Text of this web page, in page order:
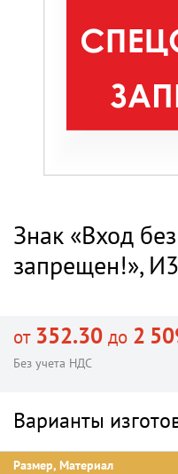
Знак «Вход
запрещен!»,
от352.30 до 2
Без учета НДС
Варианты
Размер, Материал